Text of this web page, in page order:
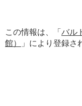
この情報は、「 バル
館）
」により登録さ